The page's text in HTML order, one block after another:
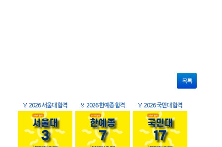
목록
🏅 2026 서울대 합격 🏅 2026 한예종 합격 🏅 2026 국민대 합격